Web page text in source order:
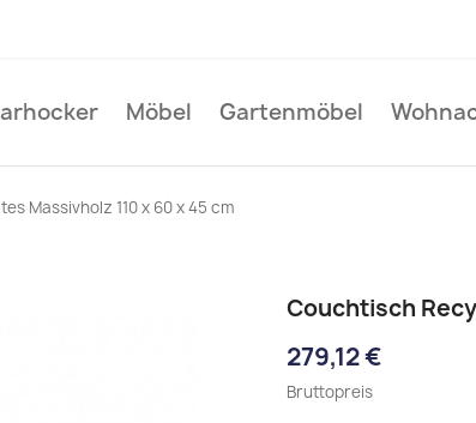
Möbel Gartenmöbel
Massivholz 110 x 60 x 45 cm
Couchtisch
279,12 €
Bruttopreis